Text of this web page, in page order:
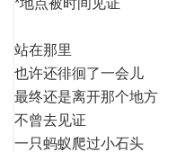
*地点被时间见证
站在那里
也许还徘徊了一会儿
最终还是离开那个地方
不曾去见证
一只蚂蚁爬过小石头